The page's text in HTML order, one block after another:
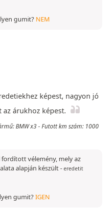
gumit? NEM
képest, nagyon jó
árukhoz képest.
BMW x3 - Futott km szám: 1000
fordított vélemény, mely az
alapján készült- eredetit
gumit?IGEN